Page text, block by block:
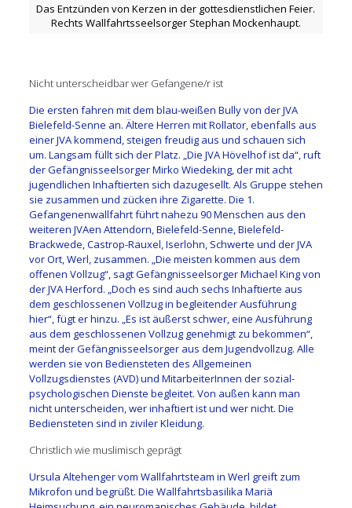
Das Entzünden von Kerzen in der gottesdienstlichen Feier.
Rechts Wallfahrtsseelsorger Stephan Mockenhaupt.
Nicht unterscheidbar wer Gefangene/r ist
Die ersten fahren mit dem blau-weißen Bully von der JVA
Bielefeld-Senne an. Ältere Herren mit Rollator, ebenfalls aus
einer JVA kommend, steigen freudig aus und schauen sich
um. Langsam füllt sich der Platz. „Die JVA Hövelhof ist da“, ruft
der Gefängnisseelsorger Mirko Wiedeking, der mit acht
jugendlichen Inhaftierten sich dazugesellt. Als Gruppe stehen
sie zusammen und zücken ihre Zigarette. Die 1.
Gefangenenwallfahrt führt nahezu 90 Menschen aus den
weiteren JVAen Attendorn, Bielefeld-Senne, Bielefeld-
Brackwede, Castrop-Rauxel, Iserlohn, Schwerte und der JVA
vor Ort, Werl, zusammen. „Die meisten kommen aus dem
offenen Vollzug“, sagt Gefängnisseelsorger Michael King von
der JVA Herford. „Doch es sind auch sechs Inhaftierte aus
dem geschlossenen Vollzug in begleitender Ausführung
hier“, fügt er hinzu. „Es ist äußerst schwer, eine Ausführung
aus dem geschlossenen Vollzug genehmigt zu bekommen“,
meint der Gefängnisseelsorger aus dem Jugendvollzug. Alle
werden sie von Bediensteten des Allgemeinen
Vollzugsdienstes (AVD) und MitarbeiterInnen der sozial-
psychologischen Dienste begleitet. Von außen kann man
nicht unterscheiden, wer inhaftiert ist und wer nicht. Die
Bediensteten sind in ziviler Kleidung.
Christlich wie muslimisch geprägt
Ursula Altehenger vom Wallfahrtsteam in Werl greift zum
Mikrofon und begrüßt. Die Wallfahrtsbasilika Mariä